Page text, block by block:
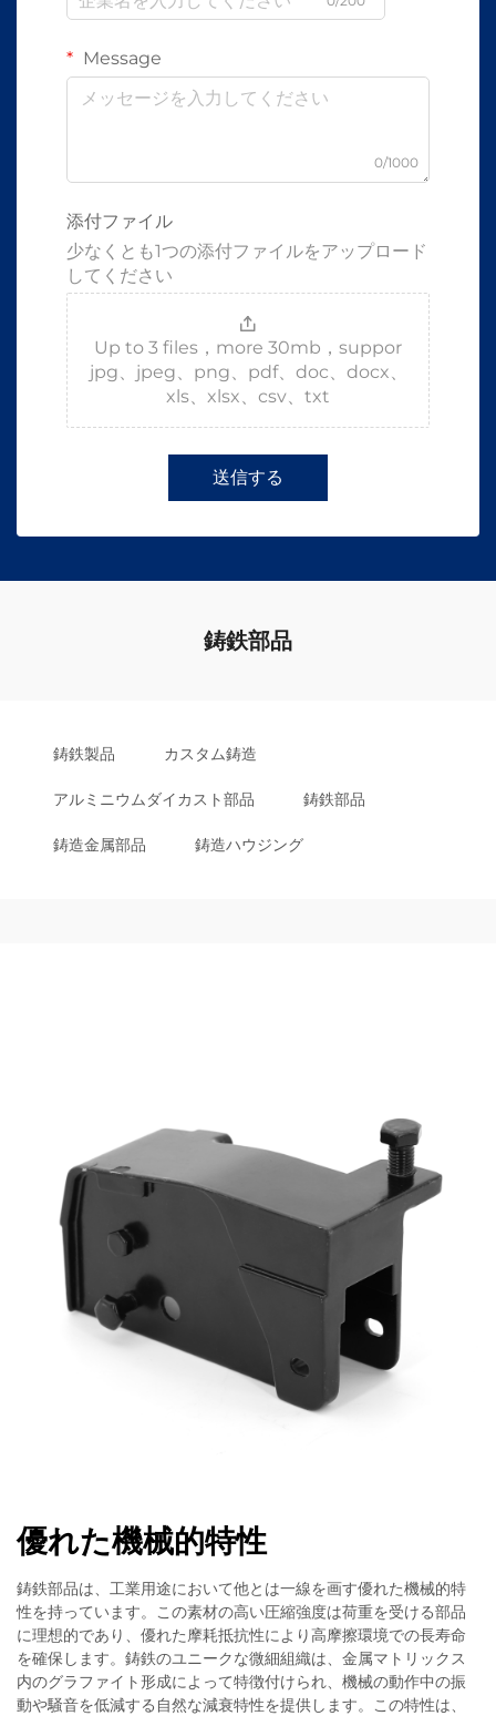
Message
0/1000
添付ファイル
少なくとも1つの添付ファイルをアップロード
してください
Up to 3 files，more 30mb，suppor
jpg、jpeg、png、pdf、doc、docx、
xls、xlsx、csv、txt
送信する
鋳鉄部品
鋳鉄製品 カスタム鋳造
アルミニウムダイカスト部品 鋳鉄部品
鋳造金属部品 鋳造ハウジング
優れた機械的特性
鋳鉄部品は、工業用途において他とは一線を画す優れた機械的特
性を持っています。この素材の高い圧縮強度は荷重を受ける部品
に理想的であり、優れた摩耗抵抗性により高摩擦環境での長寿命
を確保します。鋳鉄のユニークな微細組織は、金属マトリックス
内のグラファイト形成によって特徴付けられ、機械の動作中の振
動や騒音を低減する自然な減衰特性を提供します。この特性は、